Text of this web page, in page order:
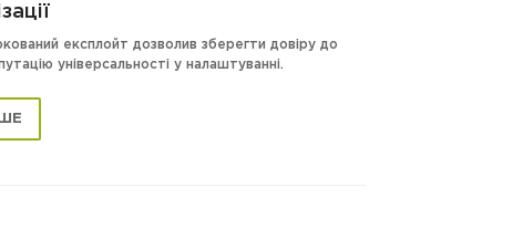
експлойт дозволив зберегти довіру до
універсальності у налаштуванні.